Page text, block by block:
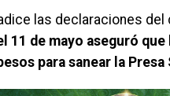
las declaraciones del
11 de mayo aseguró
para sanear la Presa